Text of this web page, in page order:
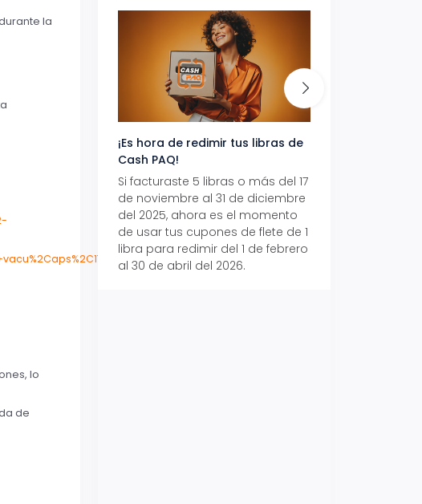
la
lo
de
¡Es hora de redimir tus libras de
Cash PAQ!
Si facturaste 5 libras o más del 17
de noviembre al 31 de diciembre
del 2025, ahora es el momento
de usar tus cupones de flete de 1
libra para redimir del 1 de febrero
al 30 de abril del 2026.